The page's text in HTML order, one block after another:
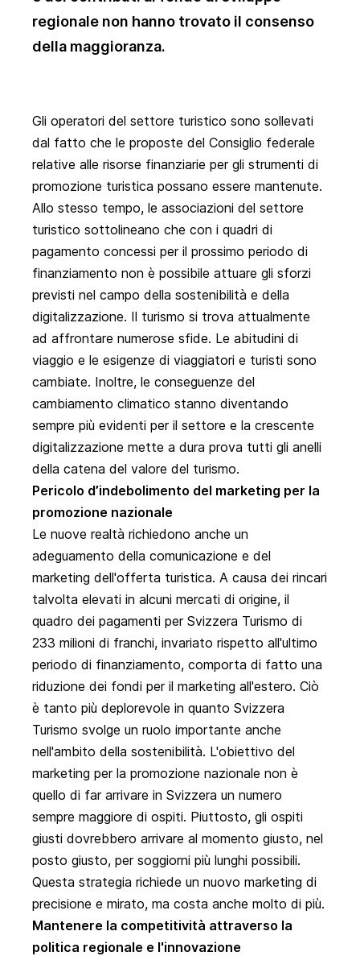
regionale non hanno trovato il consenso
della maggioranza.
Gli operatori del settore turistico sono sollevati
dal fatto che le proposte del Consiglio federale
relative alle risorse finanziarie per gli strumenti di
promozione turistica possano essere mantenute.
Allo stesso tempo, le associazioni del settore
turistico sottolineano che con i quadri di
pagamento concessi per il prossimo periodo di
finanziamento non è possibile attuare gli sforzi
previsti nel campo della sostenibilità e della
digitalizzazione. Il turismo si trova attualmente
ad affrontare numerose sfide. Le abitudini di
viaggio e le esigenze di viaggiatori e turisti sono
cambiate. Inoltre, le conseguenze del
cambiamento climatico stanno diventando
sempre più evidenti per il settore e la crescente
digitalizzazione mette a dura prova tutti gli anelli
della catena del valore del turismo.
Pericolo d’indebolimento del marketing per la
promozione nazionale
Le nuove realtà richiedono anche un
adeguamento della comunicazione e del
marketing dell'offerta turistica. A causa dei rincari
talvolta elevati in alcuni mercati di origine, il
quadro dei pagamenti per Svizzera Turismo di
233 milioni di franchi, invariato rispetto all'ultimo
periodo di finanziamento, comporta di fatto una
riduzione dei fondi per il marketing all'estero. Ciò
è tanto più deplorevole in quanto Svizzera
Turismo svolge un ruolo importante anche
nell'ambito della sostenibilità. L'obiettivo del
marketing per la promozione nazionale non è
quello di far arrivare in Svizzera un numero
sempre maggiore di ospiti. Piuttosto, gli ospiti
giusti dovrebbero arrivare al momento giusto, nel
posto giusto, per soggiorni più lunghi possibili.
Questa strategia richiede un nuovo marketing di
precisione e mirato, ma costa anche molto di più.
Mantenere la competitività attraverso la
politica regionale e l'innovazione